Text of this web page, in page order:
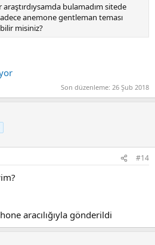
bulamadım sitede
anemone gentleman teması
misiniz?
Son düzenleme: 26 Şub 2018
#14
aracılığıyla gönderildi